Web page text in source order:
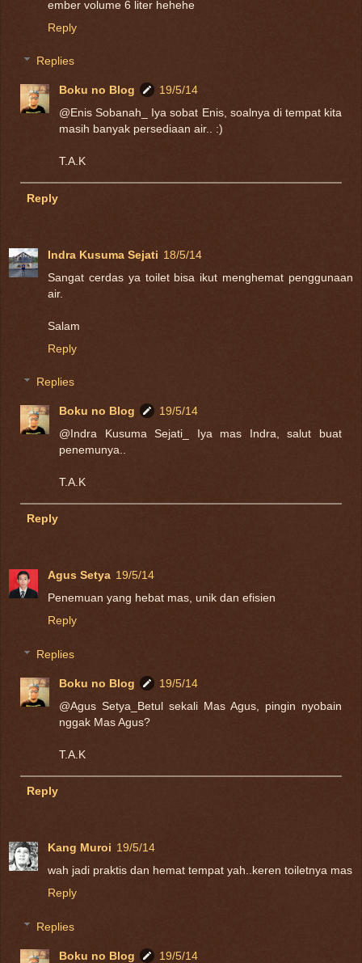
ember volume 6 liter hehehe
Reply
Replies
Boku no Blog
19/5/14
@Enis Sobanah_ Iya sobat Enis, soalnya di tempat kita
masih banyak persediaan air.. :)
T.A.K
Reply
Indra Kusuma Sejati 18/5/14
Sangat cerdas ya toilet bisa ikut menghemat penggunaan
air.
Salam
Reply
Replies
Boku no Blog
19/5/14
@Indra Kusuma Sejati_ Iya mas Indra, salut buat
penemunya..
T.A.K
Reply
Agus Setya 19/5/14
Penemuan yang hebat mas, unik dan efisien
Reply
Replies
Boku no Blog
19/5/14
@Agus Setya_Betul sekali Mas Agus, pingin nyobain
nggak Mas Agus?
T.A.K
Reply
Kang Muroi 19/5/14
wah jadi praktis dan hemat tempat yah..keren toiletnya mas
Reply
Replies
Boku no Blog
19/5/14